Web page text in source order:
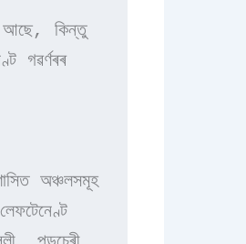
আছে, কিন্তু
গৱৰ্ণৰৰ
অঞ্চলসমূহ